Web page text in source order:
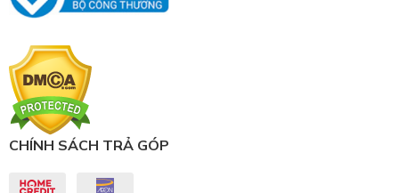
CHÍNH SÁCH TRẢ GÓP